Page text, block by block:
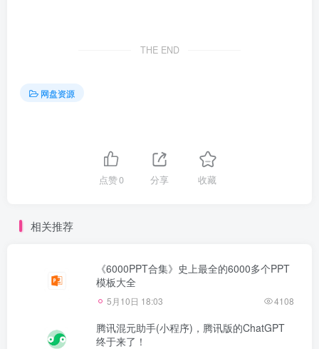
THE END
网盘资源
点赞0 分享 收藏
相关推荐
《6000PPT合集》史上最全的6000多个PPT
模板大全
5月10日 18:03 4108
腾讯混元助手(小程序)，腾讯版的ChatGPT
终于来了！